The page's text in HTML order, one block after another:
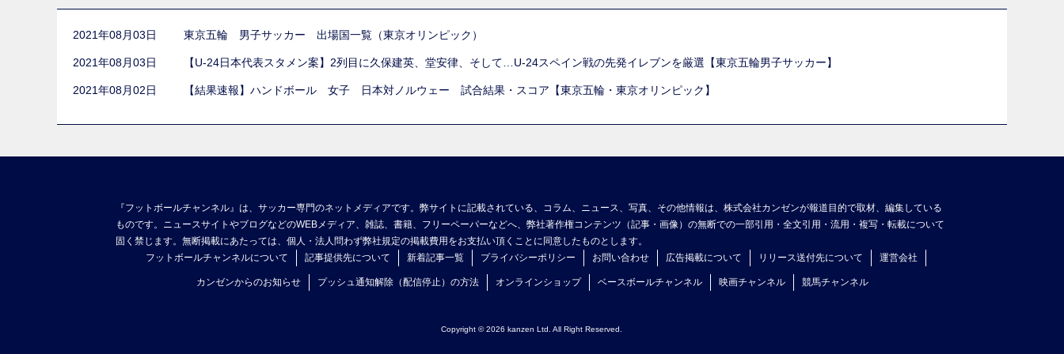
2021年08月03日 東京五輪 男子サッカー 出場国一覧（東京オリンピック）
2021年08月03日 【U-24日本代表スタメン案】2列目に久保建英、堂安律、そして…U-24スペイン戦の先発イレブンを厳選【東京五輪男子サッカー】
2021年08月02日 【結果速報】ハンドボール 女子 日本対ノルウェー 試合結果・スコア【東京五輪・東京オリンピック】
『フットボールチャンネル』は、サッカー専門のネットメディアです。弊サイトに記載されている、コラム、ニュース、写真、その他情報は、株式会社カンゼンが報道目的で取材、編集している
ものです。ニュースサイトやブログなどのWEBメディア、雑誌、書籍、フリーペーパーなどへ、弊社著作権コンテンツ（記事・画像）の無断での一部引用・全文引用・流用・複写・転載について
固く禁じます。無断掲載にあたっては、個人・法人問わず弊社規定の掲載費用をお支払い頂くことに同意したものとします。
フットボールチャンネルについて
記事提供先について 新着記事一覧 プライバシーポリシー お問い合わせ 広告掲載について リリース送付先について 運営会社
カンゼンからのお知らせ プッシュ通知解除（配信停止）の方法 オンラインショップ ベースボールチャンネル 映画チャンネル 競馬チャンネル
Copyright © 2026 kanzen Ltd. All Right Reserved.